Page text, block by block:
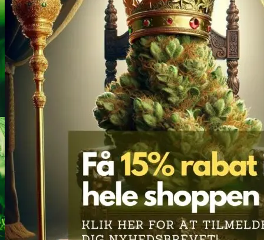
Heroin
Heroin renhedstest
Badesalte
Badesalte renhedstest
LSD renhedstest
Benzodiazepiner
Benzoer renhedstest